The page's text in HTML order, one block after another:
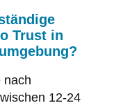
Trust in
nach
12-24